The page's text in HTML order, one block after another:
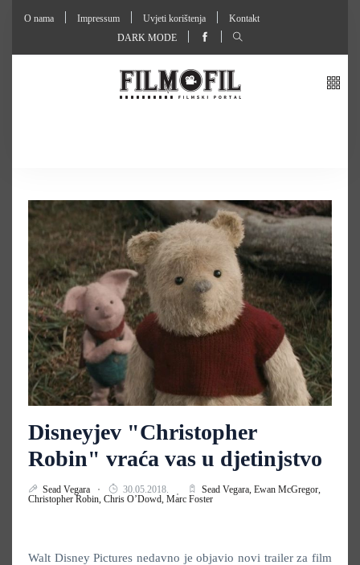
O nama Impressum Uvjeti korištenja
Kontakt
DARK MODE
Disneyjev "Christopher
Robin" vraća vas u djetinjstvo
Sead Vegara 30.05.2018. Sead Vegara, Ewan McGregor,
Christopher Robin, Chris O’Dowd, Marc Foster
Walt Disney Pictures nedavno je objavio novi trailer za film